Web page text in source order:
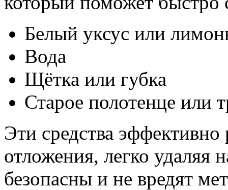
Белый уксус или
Вода
Щётка или губка
Старое полотенце или
Эти средства
отложения, легко удаляя
безопасны и не вредят